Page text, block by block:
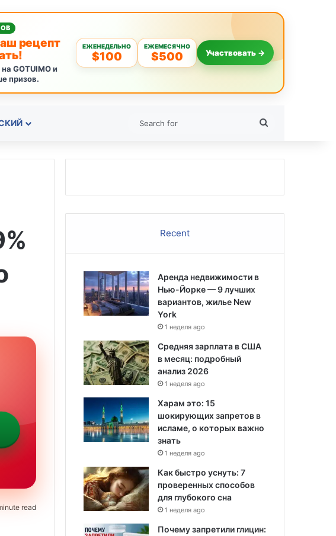
рецепт
GOTUIMO и
призов.
ЕЖЕНЕДЕЛЬНО
$100
ЕЖЕМЕСЯЧНО
$500 Участвовать →
read
Recent
Аренда недвижимости в
Нью-Йорке — 9 лучших
вариантов, жилье New
York
1 неделя ago
Средняя зарплата в США
в месяц: подробный
анализ 2026
1 неделя ago
Харам это: 15
шокирующих запретов в
исламе, о которых важно
знать
1 неделя ago
Как быстро уснуть: 7
проверенных способов
для глубокого сна
1 неделя ago
Почему запретили глицин: